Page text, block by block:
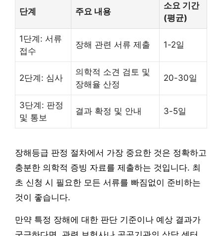
단계 주요 내용
소요 기간
(평균)
1단계: 서류
접수
장해 관련 서류 제출 1-2일
2단계: 심사
의학적 소견 검토 및
장해율 산정
20-30일
3단계: 판정
및 통보
결과 확정 및 안내 3-5일
장해등급 판정 절차에서 가장 중요한 것은 정확하고
충분한 의학적 증빙 자료를 제출하는 것입니다. 최
초 신청 시 필요한 모든 서류를 빠짐없이 준비하는
것이 좋습니다.
만약 특정 장해에 대한 판단 기준이나 예상 결과가